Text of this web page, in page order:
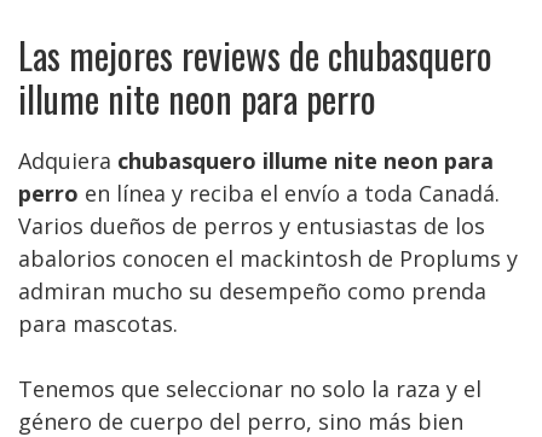
Las mejores reviews de chubasquero
illume nite neon para perro
Adquiera chubasquero illume nite neon para
perro en línea y reciba el envío a toda Canadá.
Varios dueños de perros y entusiastas de los
abalorios conocen el mackintosh de Proplums y
admiran mucho su desempeño como prenda
para mascotas.
Tenemos que seleccionar no solo la raza y el
género de cuerpo del perro, sino más bien